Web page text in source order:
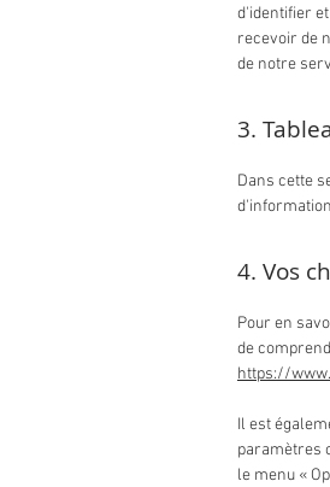
d'identifier
recevoir de
de notre
3.
Dans cette
4. Vos
Pour en
de
https://
Il est
paramètres
le menu «